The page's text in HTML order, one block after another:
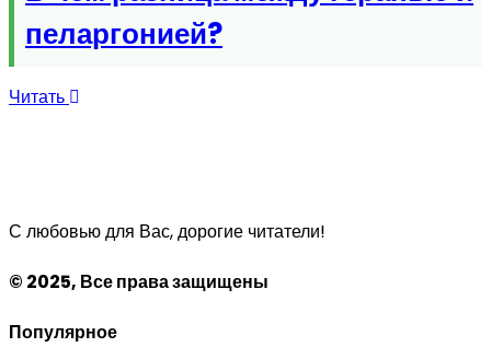
пеларгонией?
Читать
С любовью для Вас, дорогие читатели!
© 2025, Все права защищены
Популярное